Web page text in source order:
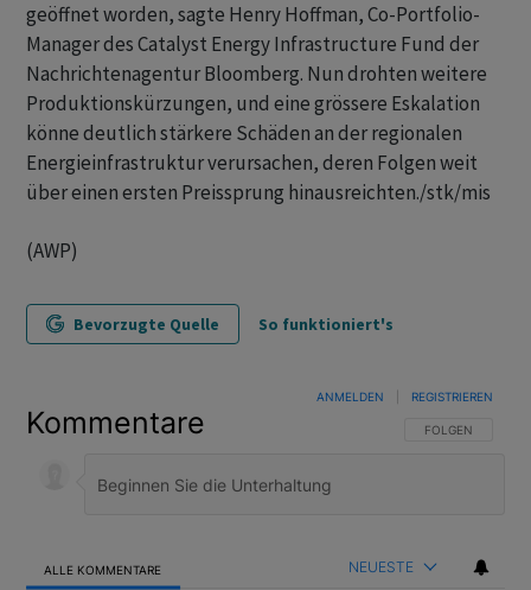
geöffnet worden, sagte Henry Hoffman, Co-Portfolio-
Manager des Catalyst Energy Infrastructure Fund der
Nachrichtenagentur Bloomberg. Nun drohten weitere
Produktionskürzungen, und eine grössere Eskalation
könne deutlich stärkere Schäden an der regionalen
Energieinfrastruktur verursachen, deren Folgen weit
über einen ersten Preissprung hinausreichten./stk/mis
(AWP)
Bevorzugte Quelle So funktioniert's
Kommentare FOLGE DIESER
FOLGEN
ANMELDEN REGISTRIEREN
ALLE KOMMENTARE NEUESTE